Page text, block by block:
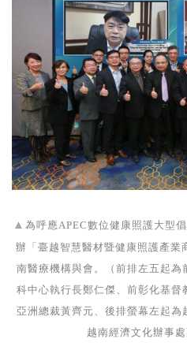
▲ 為呼應APEC數位健康照護大型
辦「臺越智慧醫材暨健康照護產業
南醫療機構與會。（前排左五起為
科中心執行長鄭仁傑、前彰化基督
亞洲總裁黃齊元、後排螢幕左起
越南經濟文化辦事